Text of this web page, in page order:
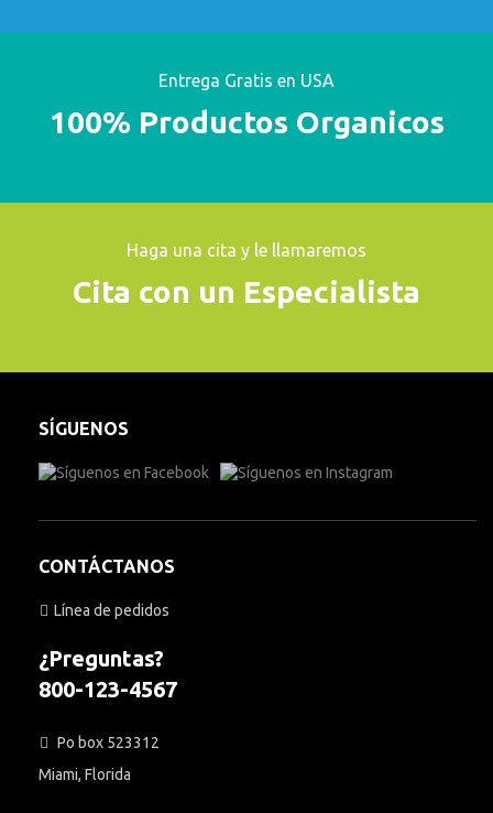
Entrega Gratis en USA
100% Productos Organicos
Haga una cita y le llamaremos
Cita con un Especialista
SÍGUENOS
CONTÁCTANOS
Línea de pedidos
¿Preguntas?
800-123-4567
Po box 523312
Miami, Florida